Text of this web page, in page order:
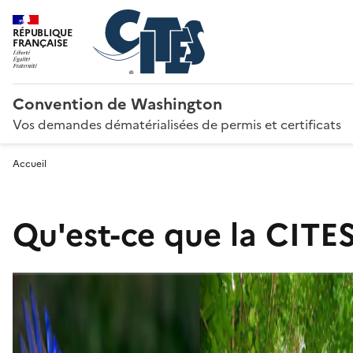
RÉPUBLIQUE
FRANÇAISE
Convention de Washington
Vos demandes dématérialisées de permis et certificats
Accueil
Qu'est-ce que la